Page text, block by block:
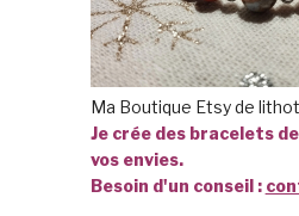
Ma Boutique Etsy de
Je crée des bracelets
vos envies.
Besoin d'un conseil :